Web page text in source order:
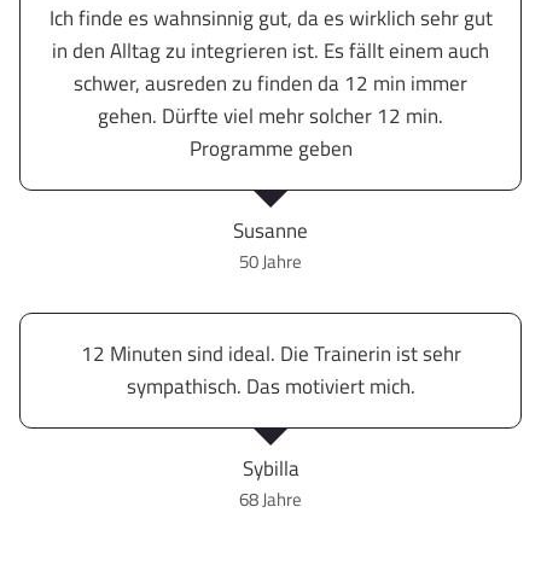
Ich finde es wahnsinnig gut, da es wirklich sehr gut
in den Alltag zu integrieren ist. Es fällt einem auch
schwer, ausreden zu finden da 12 min immer
gehen. Dürfte viel mehr solcher 12 min.
Programme geben
Susanne
50 Jahre
12 Minuten sind ideal. Die Trainerin ist sehr
sympathisch. Das motiviert mich.
Sybilla
68 Jahre